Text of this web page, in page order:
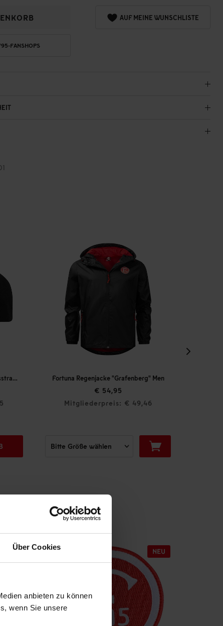
Über Cookies
anbieten zu können
wenn Sie unsere
AUF MEINE WUNSCHLISTE
FANSHOPS
Fortuna Baseballcap Logo "Blasiusstraße" Fortuna Regenjacke "Grafenberg" Men
€ 54,95
Mitgliederpreis: € 49,46